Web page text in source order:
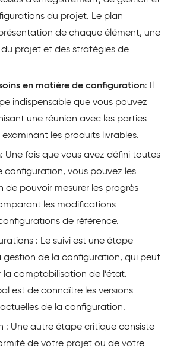
du projet. Le plan
de chaque élément, une
du projet et des stratégies de
en matière de configuration: Il
indispensable que vous pouvez
une réunion avec les parties
les produits livrables.
: Une fois que vous avez défini toutes
configuration, vous pouvez les
de pouvoir mesurer les progrès
les modifications
de référence.
: Le suivi est une étape
gestion de la configuration, qui peut
la comptabilisation de l’état.
est de connaître les versions
de la configuration.
: Une autre étape critique consiste
de votre projet ou de votre